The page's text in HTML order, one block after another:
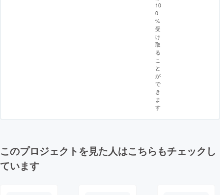
10
0
%
受
け
取
る
こ
と
が
で
き
ま
す
このプロジェクトを見た人はこちらもチェックし
ています